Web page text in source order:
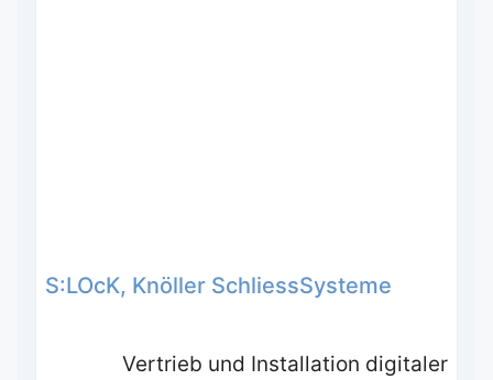
S:LOcK, Knöller SchliessSysteme
Vertrieb und Installation digitaler